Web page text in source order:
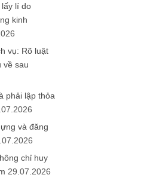
lấy lí do
kinh
vụ: Rõ luật
về sau
phải lập thỏa
và đăng
chỉ huy
29.07.2026